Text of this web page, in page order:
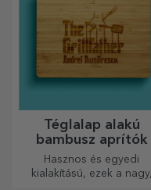
Téglalap alakú
bambusz aprítók
Hasznos és egyedi
kialakítású, ezek a nagy,